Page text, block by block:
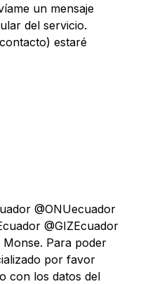
un mensaje
del servicio.
estaré
@ONUecuador
@GIZEcuador
Monse. Para poder
por favor
con los datos del